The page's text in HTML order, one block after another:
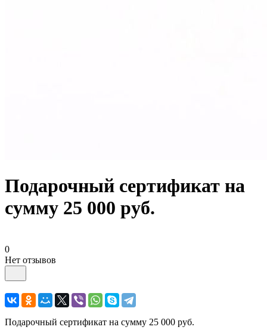
Подарочный сертификат на
сумму 25 000 руб.
0
Нет отзывов
Подарочный сертификат на сумму 25 000 руб.